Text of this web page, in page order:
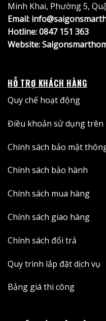
Minh Khai, Phường 5,
Email:
Hotline:0847 151 363
Website:
HỖ TRỢ KHÁCH HÀNG
Quy chế hoạt động
Điều khoản sử dụng trên
Chính sách bảo mật
Chính sách bảo hành
Chính sách mua hàng
Chính sách giao hàng
Chính sách đổi trả
Quy trình lắp đặt dịch vụ
Bảng giá thi công